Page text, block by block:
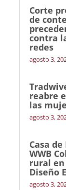
Corte
de
contra
redes
agosto 3,
reabre
las
agosto 3,
Casa
WWB
rural en
Diseño
agosto 3,